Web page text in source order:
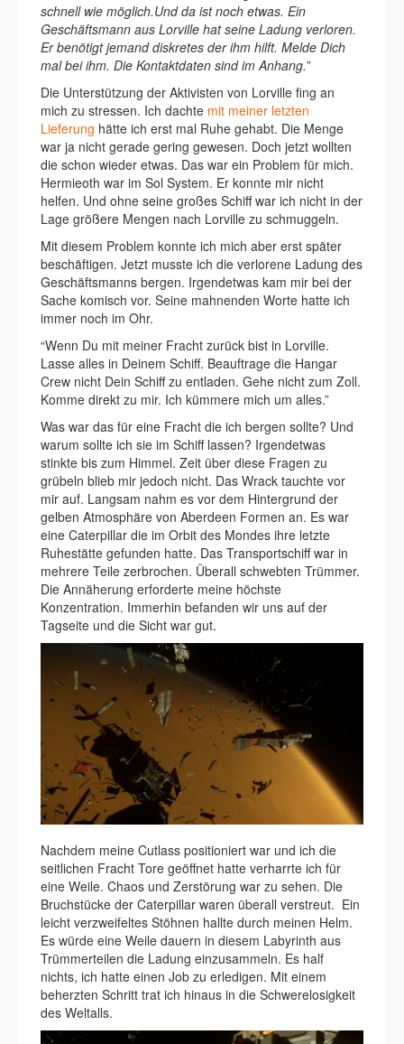
schnell wie möglich.Und da ist noch etwas. Ein
Geschäftsmann aus Lorville hat seine Ladung verloren.
Er benötigt jemand diskretes der ihm hilft. Melde Dich
mal bei ihm. Die Kontaktdaten sind im Anhang.”
Die Unterstützung der Aktivisten von Lorville fing an
mich zu stressen. Ich dachte mit meiner letzten
Lieferung hätte ich erst mal Ruhe gehabt. Die Menge
war ja nicht gerade gering gewesen. Doch jetzt wollten
die schon wieder etwas. Das war ein Problem für mich.
Hermieoth war im Sol System. Er konnte mir nicht
helfen. Und ohne seine großes Schiff war ich nicht in der
Lage größere Mengen nach Lorville zu schmuggeln.
Mit diesem Problem konnte ich mich aber erst später
beschäftigen. Jetzt musste ich die verlorene Ladung des
Geschäftsmanns bergen. Irgendetwas kam mir bei der
Sache komisch vor. Seine mahnenden Worte hatte ich
immer noch im Ohr.
“Wenn Du mit meiner Fracht zurück bist in Lorville.
Lasse alles in Deinem Schiff. Beauftrage die Hangar
Crew nicht Dein Schiff zu entladen. Gehe nicht zum Zoll.
Komme direkt zu mir. Ich kümmere mich um alles.”
Was war das für eine Fracht die ich bergen sollte? Und
warum sollte ich sie im Schiff lassen? Irgendetwas
stinkte bis zum Himmel. Zeit über diese Fragen zu
grübeln blieb mir jedoch nicht. Das Wrack tauchte vor
mir auf. Langsam nahm es vor dem Hintergrund der
gelben Atmosphäre von Aberdeen Formen an. Es war
eine Caterpillar die im Orbit des Mondes ihre letzte
Ruhestätte gefunden hatte. Das Transportschiff war in
mehrere Teile zerbrochen. Überall schwebten Trümmer.
Die Annäherung erforderte meine höchste
Konzentration. Immerhin befanden wir uns auf der
Tagseite und die Sicht war gut.
Nachdem meine Cutlass positioniert war und ich die
seitlichen Fracht Tore geöffnet hatte verharrte ich für
eine Weile. Chaos und Zerstörung war zu sehen. Die
Bruchstücke der Caterpillar waren überall verstreut. Ein
leicht verzweifeltes Stöhnen hallte durch meinen Helm.
Es würde eine Weile dauern in diesem Labyrinth aus
Trümmerteilen die Ladung einzusammeln. Es half
nichts, ich hatte einen Job zu erledigen. Mit einem
beherzten Schritt trat ich hinaus in die Schwerelosigkeit
des Weltalls.